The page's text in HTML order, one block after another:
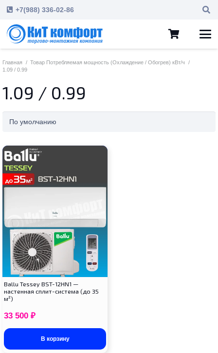
+7(988) 336-02-86
Главная / Товар Потребляемая мощность (Охлаждение / Обогрев) кВт/ч
/
1.09 / 0.99
1.09 / 0.99
Ballu Tessey BST-12HN1 —
настенная сплит-система (до 35
м²)
33 500 ₽
В корзину